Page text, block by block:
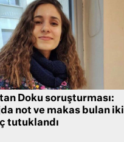
Doku soruşturması:
not ve makas bulan iki
tutuklandı